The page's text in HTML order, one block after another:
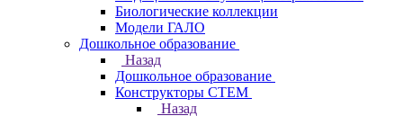
Биологические коллекции
Модели ГАЛО
Дошкольное образование
Назад
Дошкольное образование
Конструкторы СТЕМ
Назад